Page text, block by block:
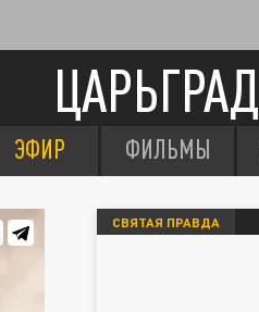
ЦАРЬГРАД
ЭФИР ФИЛЬМЫ
СВЯТАЯ ПРАВДА